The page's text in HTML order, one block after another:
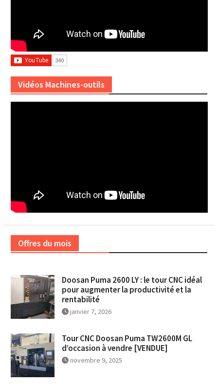
Vidéos Machines-outils
Offres du mois
Doosan Puma 2600 LY : le tour CNC idéal
pour augmenter la productivité et la
rentabilité
janvier 7, 2026
Tour CNC Doosan Puma TW2600M GL
d’occasion à vendre [VENDUE]
novembre 9, 2025